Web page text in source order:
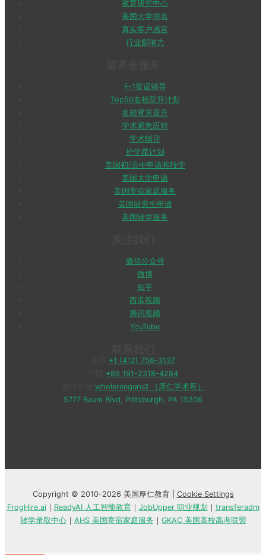
教育研究中心
美国大学排名
真实客户感言
行业影响力
F-1签证辅导
Top50名校跃升计划
名校背景提升
学术紧急应对
学术辅导
护学星计划
美国初/高中申请和转学
美国大学申请
美国寄宿家庭服务
美国研究生申请
美国转学服务
微信公众号
微博
知乎
西瓜视频
腾讯视频
YouTube
+1 (412) 756-3137
+86 191-2318-4284
wholerenguru3 （厚仁学术哥）
5777 Baum Blvd, Pittsburgh, PA 15206
Copyright © 2010-2026 美国厚仁教育 | Cookie Settings
FrogHire.ai｜ ReadyAI 人工智能教育｜ JobUpper 职业规划 ｜ transferadm
转学录取中心｜ AHS 美国寄宿家庭服务 ｜ GKAC 美国高校高考联盟